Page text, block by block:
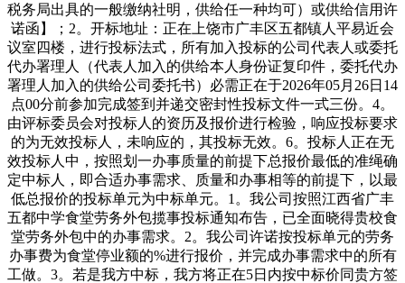
税务局出具的一般缴纳社明，供给任一种均可）或供给信用许
诺函】；2。开标地址：正在上饶市广丰区五都镇人平易近会
议室四楼，进行投标法式，所有加入投标的公司代表人或委托
代办署理人（代表人加入的供给本人身份证复印件，委托代办
署理人加入的供给公司委托书）必需正在于2026年05月26日14
点00分前参加完成签到并递交密封性投标文件一式三份。4。
由评标委员会对投标人的资历及报价进行检验，响应投标要求
的为无效投标人，未响应的，其投标无效。6。投标人正在无
效投标人中，按照划一办事质量的前提下总报价最低的准绳确
定中标人，即合适办事需求、质量和办事相等的前提下，以最
低总报价的投标单元为中标单元。1。我公司按照江西省广丰
五都中学食堂劳务外包揽事投标通知布告，已全面晓得贵校食
堂劳务外包中的办事需求。2。我公司许诺按投标单元的劳务
办事费为食堂停业额的%进行报价，并完成办事需求中的所有
工做。3。若是我方中标，我方将正在5日内按中标价同贵方签